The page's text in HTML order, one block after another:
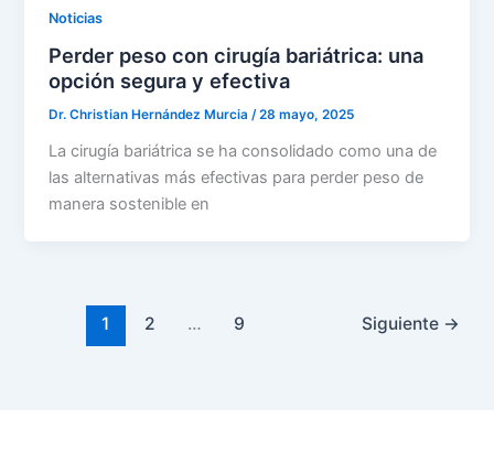
Noticias
Perder peso con cirugía bariátrica: una
opción segura y efectiva
Dr. Christian Hernández Murcia/28 mayo, 2025
La cirugía bariátrica se ha consolidado como una de
las alternativas más efectivas para perder peso de
manera sostenible en
1 2 … 9 Siguiente →